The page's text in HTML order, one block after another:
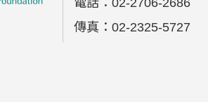
電話： 02-2706-2686
傳真： 02-2325-5727